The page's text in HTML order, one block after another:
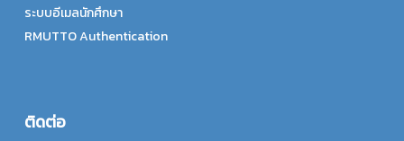
ระบบอีเมลนักศึกษา
RMUTTO Authentication
ติดต่อ